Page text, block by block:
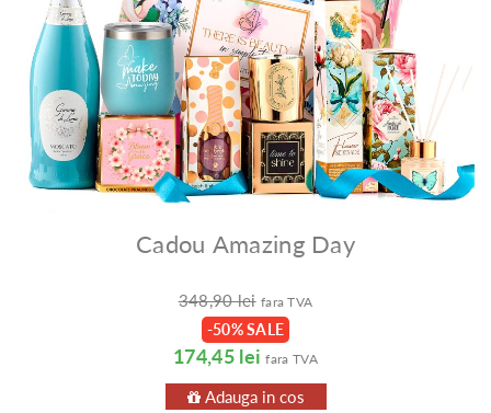
Cadou Amazing Day
348,90 lei fara TVA
-50% SALE
174,45 lei fara TVA
Adauga in cos